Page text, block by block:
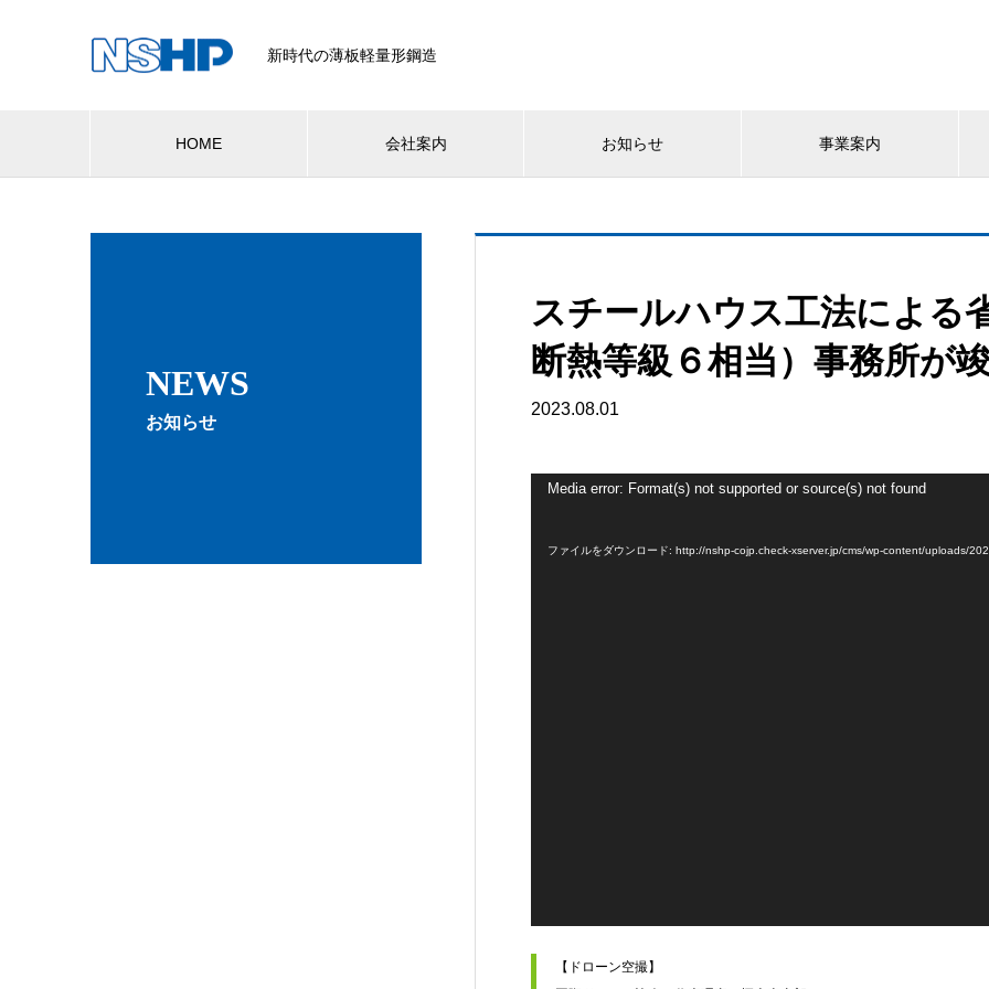
新時代の薄板軽量形鋼造
HOME 会社案内 お知らせ 事業案内
NEWS
お知らせ
スチールハウス工法による
断熱等級６相当）事務所が
2023.08.01
Media error: Format(s) not supported or source(s) not found
ファイルをダウンロード: http://nshp-cojp.check-xserver.jp/cms/wp-content/uploads/
【ドローン空撮】